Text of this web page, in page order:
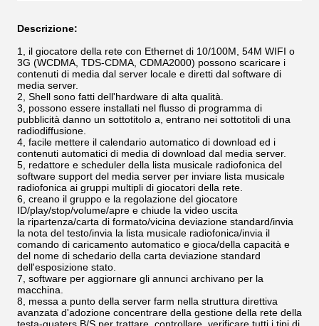
Descrizione:
1, il giocatore della rete con Ethernet di 10/100M, 54M WIFI o
3G (WCDMA, TDS-CDMA, CDMA2000) possono scaricare i
contenuti di media dal server locale e diretti dal software di
media server.
2, Shell sono fatti dell'hardware di alta qualità.
3, possono essere installati nel flusso di programma di
pubblicità danno un sottotitolo a, entrano nei sottotitoli di una
radiodiffusione.
4, facile mettere il calendario automatico di download ed i
contenuti automatici di media di download dal media server.
5, redattore e scheduler della lista musicale radiofonica del
software support del media server per inviare lista musicale
radiofonica ai gruppi multipli di giocatori della rete.
6, creano il gruppo e la regolazione del giocatore
ID/play/stop/volume/apre e chiude la video uscita
la ripartenza/carta di formato/vicina deviazione standard/invia
la nota del testo/invia la lista musicale radiofonica/invia il
comando di caricamento automatico e gioca/della capacità e
del nome di schedario della carta deviazione standard
dell'esposizione stato.
7, software per aggiornare gli annunci archivano per la
macchina.
8, messa a punto della server farm nella struttura direttiva
avanzata d'adozione concentrare della gestione della rete della